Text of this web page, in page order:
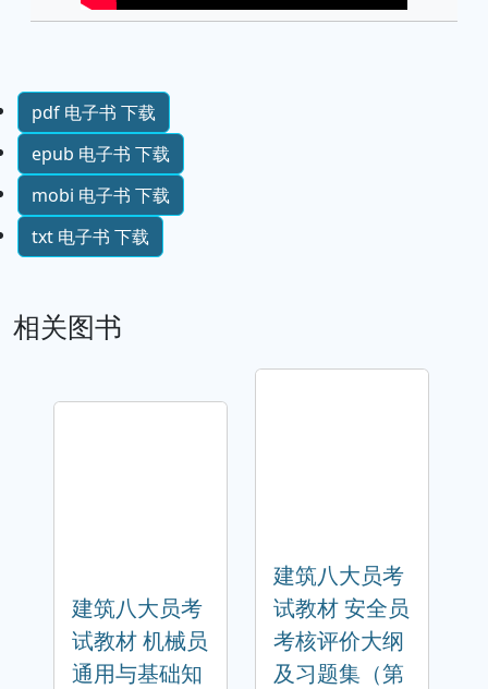
pdf 电子书 下载
epub 电子书 下载
mobi 电子书 下载
txt 电子书 下载
相关图书
建筑八大员考
试教材 机械员
通用与基础知
建筑八大员考
试教材 安全员
考核评价大纲
及习题集（第